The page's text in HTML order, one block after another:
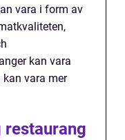
vara i form av
kan vara
vara mer
restaurang